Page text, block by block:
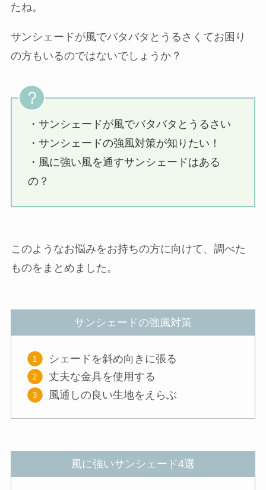
たね。
サンシェードが風でバタバタとうるさくてお困り
の方もいるのではないでしょうか？
・サンシェードが風でバタバタとうるさい
・サンシェードの強風対策が知りたい！
・風に強い風を通すサンシェードはある
の？
このようなお悩みをお持ちの方に向けて、調べた
ものをまとめました。
サンシェードの強風対策
シェードを斜め向きに張る
丈夫な金具を使用する
風通しの良い生地をえらぶ
風に強いサンシェード4選